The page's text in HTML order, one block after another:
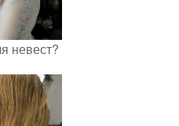
невест?